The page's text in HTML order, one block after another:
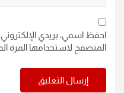
احفظ اسمي، بريدي
المتصفح لاستخدامها المرة